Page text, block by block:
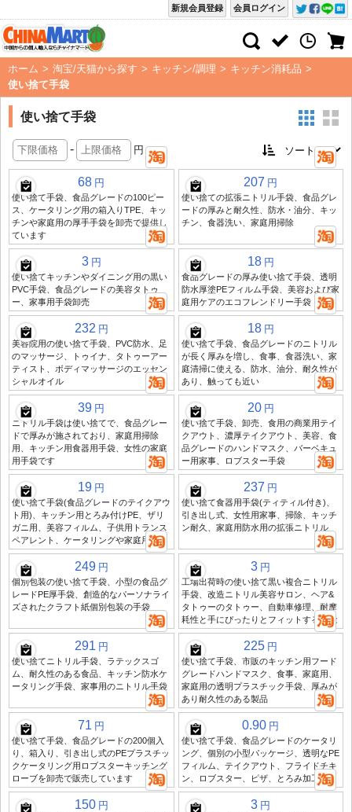
会員ログイン
新規会員登録
ホーム > 淘宝/天猫から探す > キッチン/調理 > キッチン消耗品 >
使い捨て手袋
使い捨て手袋
- 円
68 円
使い捨て手袋、食品グレードの100ピー
ス、ケータリング用の箱入りTPE、キッ
チンや家庭用の厚手手袋を卸売で提供し
ています
207 円
使い捨ての拡張ニトリル手袋、食品グレ
ードの厚みと耐久性、防水・油分、キッ
チン、食器洗い、家庭用掃除
3 円
使い捨てキッチンやダイニング用の黒い
PVC手袋、食品グレードの美容タトゥ
ー、家事用手袋卸売
18 円
食品グレードの厚み使い捨て手袋、透明
防水厚塗PEフィルム手袋、美容および家
庭用ケアのエコフレンドリー手袋
232 円
美容院用の使い捨て手袋、PVC防水、足
のマッサージ、トゥイナ、タトゥーアー
ティスト、ボディマッサージのエッセン
シャルオイル
18 円
使い捨て手袋、食品グレードのニトリル
が長く厚みを増し、食事、食器洗い、家
庭清掃に使える、防水、油分、耐久性が
あり、触っても近い
39 円
ニトリル手袋は使い捨てで、食品グレー
ドで厚みが施されており、家庭用掃除
用、キッチン用食器用手袋、女性の家庭
用手袋です
20 円
使い捨て手袋、卸売、食用の商業用テイ
クアウト、濃厚テイクアウト、美容、食
品グレードのハンドマスク、バーベキュ
ー用家事、ロブスター手袋
19 円
使い捨て手袋(食品グレードのテイクアウ
ト用)、キッチン用とろみ付けPE、ザリ
ガニ用、美容フィルム、子供用トランス
ペアレント、ケータリングや家庭用
237 円
使い捨て食器用手袋(ティティル付き)、
引き出し式、女性用家事、掃除、キッチ
ン耐久、家庭用防水用の拡張ニトリル
249 円
個別包装の使い捨て手袋、小型の食品グ
レードPE厚手袋、創造的なパーソナライ
ズされたクラフト紙個別包装の手袋
3 円
工場出荷時の使い捨て黒い複合ニトリル
手袋、改造ニトリル美容サロン、ヘア&
タトゥーのタトゥー、自動車修理、耐摩
耗性と手にぴったりとフィットする機能
291 円
使い捨てニトリル手袋、ラテックスゴ
ム、耐久性のある食品、キッチン防水ケ
ータリング手袋、家事用のニトリル手袋
225 円
使い捨て手袋、市販のキッチン用フード
グレードハンドマスク、食事、家庭用、
家庭用の透明プラスチック手袋、厚みが
あり耐久性のある製品
71 円
使い捨て手袋、食品グレードの200個入
り、箱入り、引き出し式のPEプラスチッ
クケータリング用ロブスターキッチング
ローブを卸売で販売しています
0.90 円
使い捨て手袋、食品グレードのケータリ
ング、個別の小型パッケージ、透明なPE
フィルム、テイクアウト、フライドチキ
ン、ロブスター、ピザ、とろみ加工
150 円 3 円